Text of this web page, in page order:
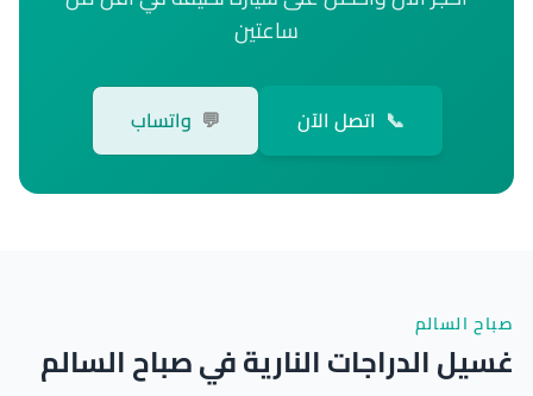
ساعتين
📞 اتصل الآن 💬 واتساب
صباح السالم
غسيل الدراجات النارية في صباح السالم